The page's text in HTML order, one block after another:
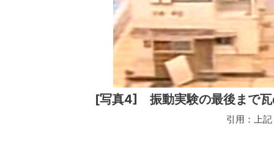
[写真4] 振動実験の最後まで瓦
引用：上